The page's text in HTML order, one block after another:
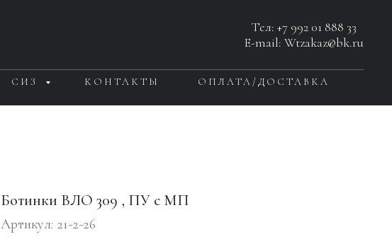
Тел: +7 992 01 888 33
E-mail: Wtzakaz@bk.ru
СИЗ КОНТАКТЫ
ОПЛАТА/ДОСТАВКА
Ботинки ВЛО 309 , ПУ с МП
Артикул: 21-2-26